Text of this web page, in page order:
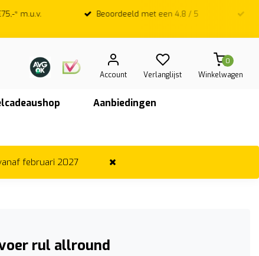
Beoordeeld met een 4,8 / 5 Veilig & Achteraf
Account Verlanglijst
0
Winkelwagen
Aanbiedingen
februari 2027
rul allround